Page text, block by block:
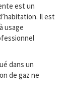
est un
Il est
usage
dans un
de gaz ne